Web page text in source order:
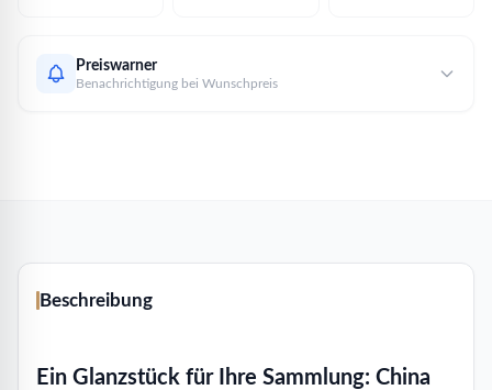
Preiswarner
Benachrichtigung bei Wunschpreis
Beschreibung
Ein Glanzstück für Ihre Sammlung: China